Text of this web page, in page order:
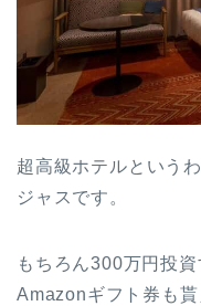
超高級ホテルという
ジャスです。
もちろん300万円投
Amazonギフト券も貰